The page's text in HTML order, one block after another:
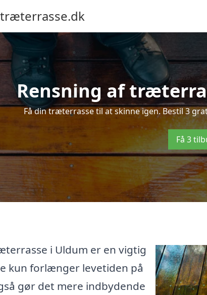
Rensning af
Få din træterrasse til at skinne igen. Bestil 3
Få 3
i Uldum er en vigtig
kun forlænger levetiden på
gør det mere indbydende